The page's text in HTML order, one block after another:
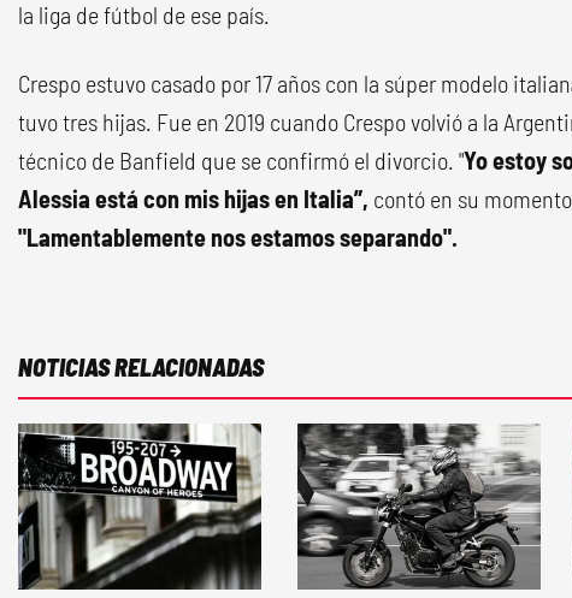
la liga de fútbol de ese país.
Crespo estuvo casado por 17 años con la súper modelo italian
tuvo tres hijas. Fue en 2019 cuando Crespo volvió a la
técnico de Banfield que se confirmó el divorcio. "Yo estoy
Alessia está con mis hijas en Italia”, contó en su
"Lamentablemente nos estamos separando".
NOTICIAS RELACIONADAS